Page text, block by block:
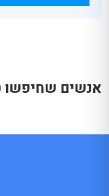
אנשים שחיפשו